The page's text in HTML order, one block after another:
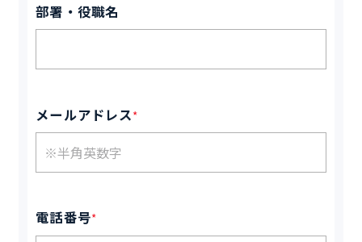
部署・役職名
メールアドレス*
電話番号*